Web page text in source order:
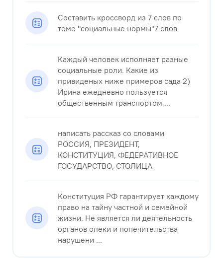
Составить кроссворд из 7 слов по
теме "социальные нормы"7 слов
Каждый человек исполняет разные
социальные роли. Какие из
привиденых ниже примеров сада 2)
Ирина ежедневно пользуется
общественным транспортом ...
написать рассказ со словами
РОССИЯ, ПРЕЗИДЕНТ,
КОНСТИТУЦИЯ, ФЕДЕРАТИВНОЕ
ГОСУДАРСТВО, СТОЛИЦА
Конституция РФ гарантирует каждому
право на тайну частной и семейной
жизни. Не является ли деятельность
органов опеки и попечительства
нарушени ...